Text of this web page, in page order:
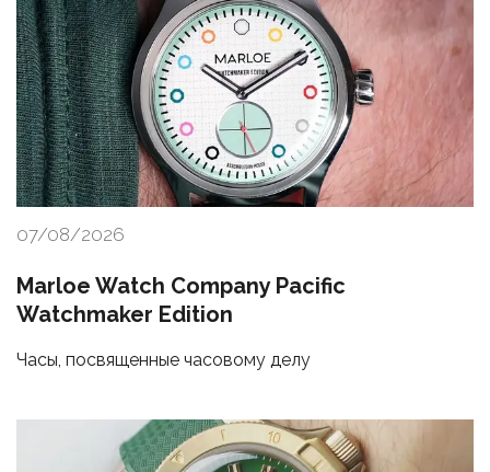
07/08/2026
Marloe Watch Company Pacific
Watchmaker Edition
Часы, посвященные часовому делу